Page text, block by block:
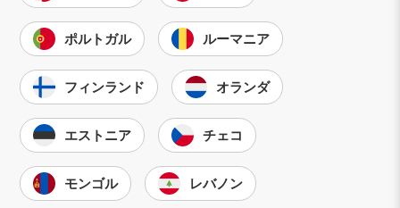
ポルトガル ルーマニア
フィンランド オランダ
エストニア チェコ
モンゴル レバノン